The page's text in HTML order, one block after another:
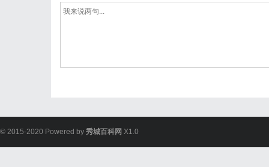
© 2015-2020 Powered by 秀城百科网 X1.0